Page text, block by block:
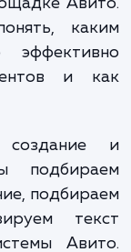
вашей
площадке